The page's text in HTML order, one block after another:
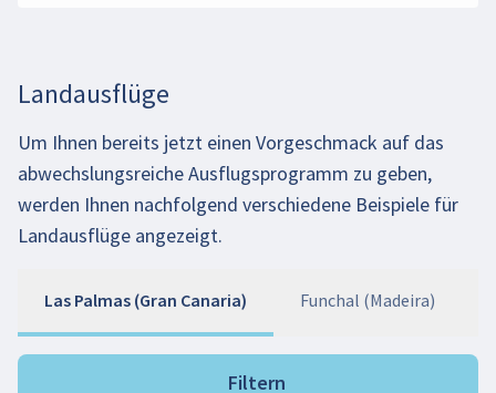
Landausflüge
Um Ihnen bereits jetzt einen Vorgeschmack auf das
abwechslungsreiche Ausflugsprogramm zu geben,
werden Ihnen nachfolgend verschiedene Beispiele für
Landausflüge angezeigt.
Las Palmas (Gran Canaria) Funchal (Madeira)
Filtern